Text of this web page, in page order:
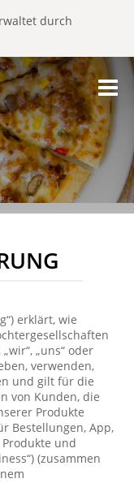
durch
erklärt, wie
„uns“ oder
verwenden,
und gilt für die
von Kunden, die
Produkte
Bestellungen, App,
und
(zusammen